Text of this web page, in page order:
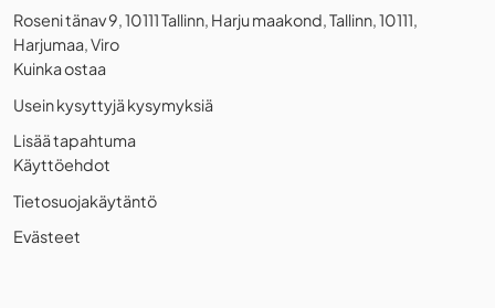
Roseni tänav 9, 10111 Tallinn, Harju maakond, Tallinn, 10111,
Harjumaa, Viro
Kuinka ostaa
Usein kysyttyjä kysymyksiä
Lisää tapahtuma
Käyttöehdot
Tietosuojakäytäntö
Evästeet